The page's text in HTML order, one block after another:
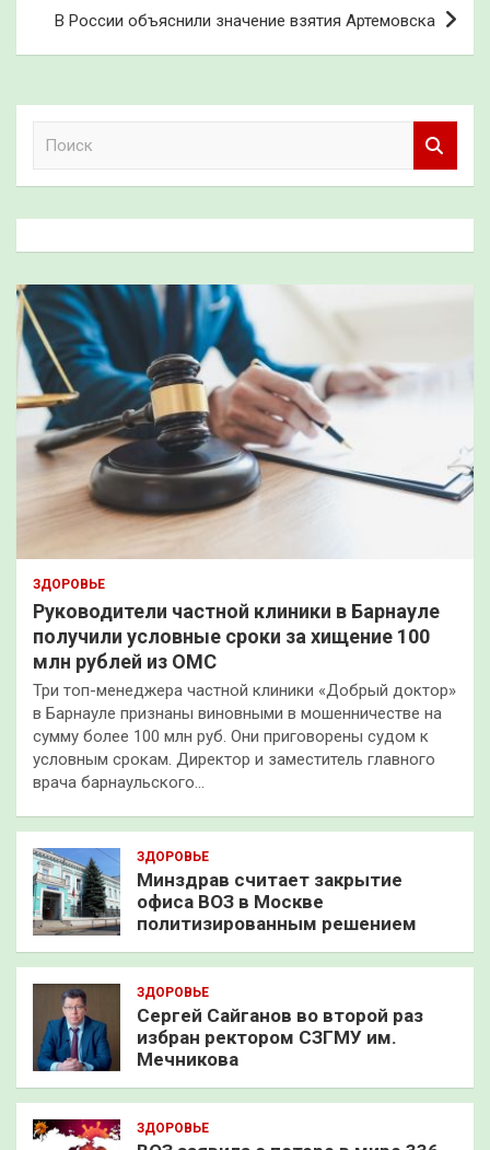
В России объяснили значение взятия Артемовска
к
ЗДОРОВЬЕ
Руководители частной клиники в Барнауле
получили условные сроки за хищение 100
млн рублей из ОМС
Три топ-менеджера частной клиники «Добрый доктор»
в Барнауле признаны виновными в мошенничестве на
сумму более 100 млн руб. Они приговорены судом к
условным срокам. Директор и заместитель главного
врача барнаульского…
ЗДОРОВЬЕ
Минздрав считает закрытие
офиса ВОЗ в Москве
политизированным решением
ЗДОРОВЬЕ
Сергей Сайганов во второй раз
избран ректором СЗГМУ им.
Мечникова
ЗДОРОВЬЕ